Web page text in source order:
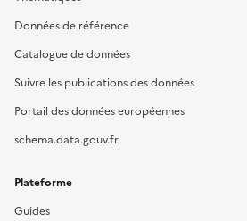
Données de référence
Catalogue de données
Suivre les publications des données
Portail des données européennes
schema.data.gouv.fr
Plateforme
Guides